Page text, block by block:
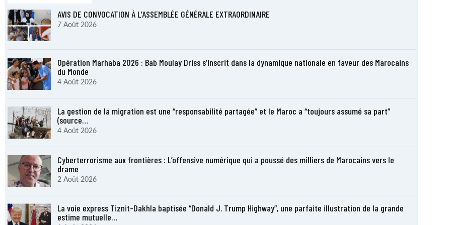
AVIS DE CONVOCATION À L’ASSEMBLÉE GÉNÉRALE EXTRAORDINAIRE
7 Août 2026
Opération Marhaba 2026 : Bab Moulay Driss s’inscrit dans la dynamique nationale en faveur des Marocains
du Monde
4 Août 2026
La gestion de la migration est une “responsabilité partagée” et le Maroc a “toujours assumé sa part”
(source…
4 Août 2026
Cyberterrorisme aux frontières : L’offensive numérique qui a poussé des milliers de Marocains vers le
drame
2 Août 2026
La voie express Tiznit-Dakhla baptisée “Donald J. Trump Highway”, une parfaite illustration de la grande
estime mutuelle…